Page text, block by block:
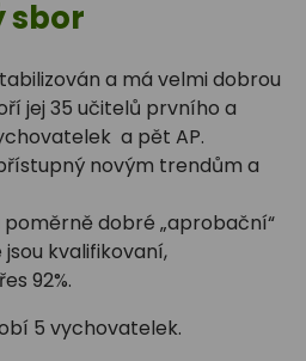
sbor
a má velmi dobrou
jej 35 učitelů prvního a
a pět AP.
novým trendům a
dobré „aprobační“
kvalifikovaní,
92%.
5 vychovatelek.